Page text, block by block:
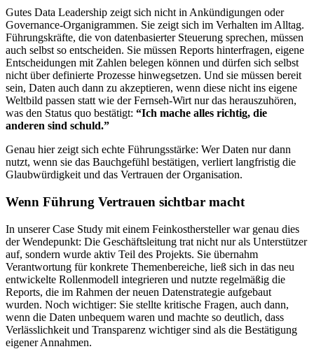
Gutes Data Leadership zeigt sich nicht in Ankündigungen oder
Governance-Organigrammen. Sie zeigt sich im Verhalten im Alltag.
Führungskräfte, die von datenbasierter Steuerung sprechen, müssen
auch selbst so entscheiden. Sie müssen Reports hinterfragen, eigene
Entscheidungen mit Zahlen belegen können und dürfen sich selbst
nicht über definierte Prozesse hinwegsetzen. Und sie müssen bereit
sein, Daten auch dann zu akzeptieren, wenn diese nicht ins eigene
Weltbild passen statt wie der Fernseh-Wirt nur das herauszuhören,
was den Status quo bestätigt: “Ich mache alles richtig, die
anderen sind schuld.”
Genau hier zeigt sich echte Führungsstärke: Wer Daten nur dann
nutzt, wenn sie das Bauchgefühl bestätigen, verliert langfristig die
Glaubwürdigkeit und das Vertrauen der Organisation.
Wenn Führung Vertrauen sichtbar macht
In unserer Case Study mit einem Feinkosthersteller war genau dies
der Wendepunkt: Die Geschäftsleitung trat nicht nur als Unterstützer
auf, sondern wurde aktiv Teil des Projekts. Sie übernahm
Verantwortung für konkrete Themenbereiche, ließ sich in das neu
entwickelte Rollenmodell integrieren und nutzte regelmäßig die
Reports, die im Rahmen der neuen Datenstrategie aufgebaut
wurden. Noch wichtiger: Sie stellte kritische Fragen, auch dann,
wenn die Daten unbequem waren und machte so deutlich, dass
Verlässlichkeit und Transparenz wichtiger sind als die Bestätigung
eigener Annahmen.